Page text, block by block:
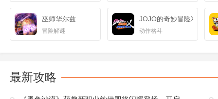
巫师华尔兹
冒险解谜
JOJO的奇妙冒险X迪亚哥
动作格斗
最新攻略